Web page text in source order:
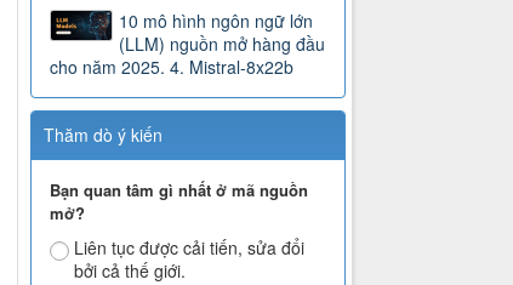
10 mô hình ngôn ngữ lớn
(LLM) nguồn mở hàng đầu
cho năm 2025. 4. Mistral-8x22b
Thăm dò ý kiến
Bạn quan tâm gì nhất ở mã nguồn
mở?
Liên tục được cải tiến, sửa đổi
bởi cả thế giới.